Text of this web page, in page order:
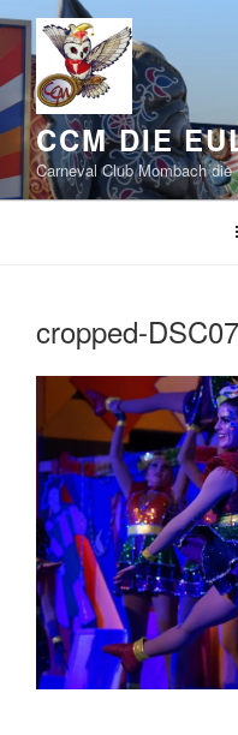
Zum
springen
CCM DIE
Carneval Club Mombach
cropped-